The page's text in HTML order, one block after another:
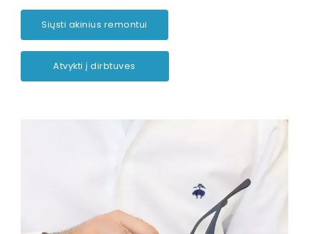
Siųsti akinius remontui
Atvykti į dirbtuves